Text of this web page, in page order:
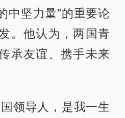
中坚力量”的重要论
。他认为，两国青
承友谊、携手未来
领导人，是我一生